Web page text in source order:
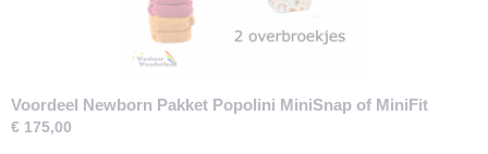
Voordeel Newborn Pakket Popolini MiniSnap of MiniFit
€ 175,00